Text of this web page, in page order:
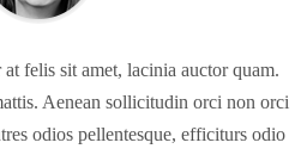
felis sit amet, lacinia auctor quam.
Aenean sollicitudin orci non orci
odios pellentesque, efficiturs odio